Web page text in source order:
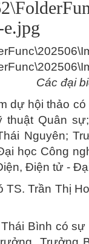
Các đại
dự hội thảo
thuật Quân
Nguyên;
học Công
Điện tử -
TS. Trần Thị
Bình có